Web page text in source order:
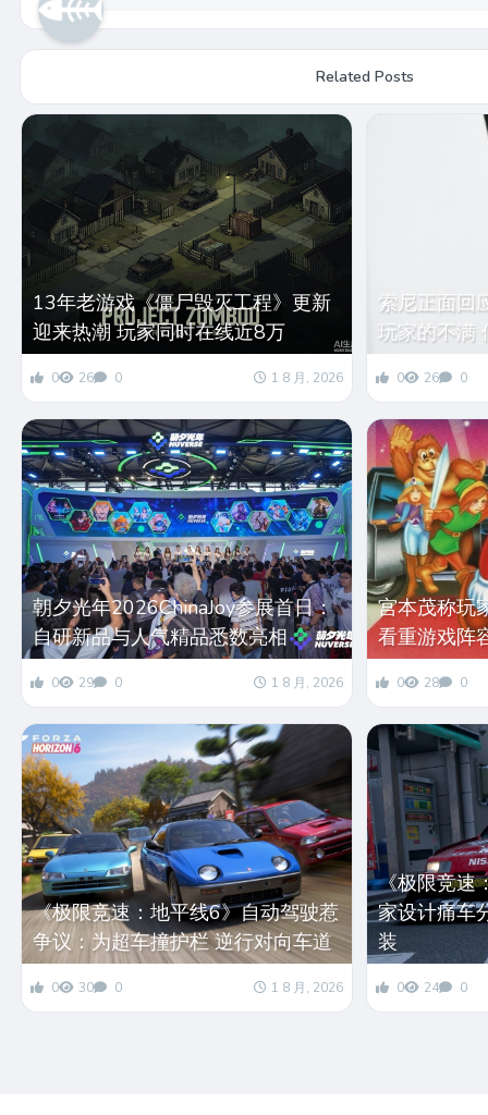
Related Posts
13年老游戏《僵尸毁灭工程》更新
迎来热潮 玩家同时在线近8万
0 26 0 1 8 月, 2026
索尼正面回
玩家的不满
0 26 0
朝夕光年2026ChinaJoy参展首日：
自研新品与人气精品悉数亮相
0 29 0 1 8 月, 2026
宫本茂称玩
看重游戏阵
0 28 0
《极限竞速：地平线6》自动驾驶惹
争议：为超车撞护栏 逆行对向车道
0 30 0 1 8 月, 2026
《极限竞速
家设计痛车
装
0 24 0